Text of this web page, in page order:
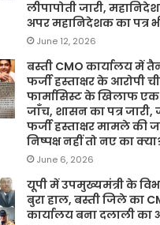
लीपापोती जारी,
अपर महानिदेशक का पत्र
June 12, 2026
बस्ती CMO कार्यालय में
फर्जी हस्ताक्षर के आरोपी
फार्मासिस्ट के खिलाफ
जाँच, शासन का पत्र जारी,
फर्जी हस्ताक्षर मामले की
निष्पक्ष नहीं तो नए का
June 6, 2026
यूपी में उपमुख्यमंत्री के
बुरा हाल, बस्ती जिले का
कार्यालय बना दलाली का